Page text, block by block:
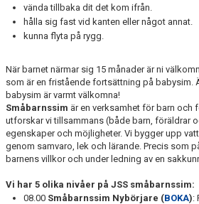
vända tillbaka dit det kom ifrån.
hålla sig fast vid kanten eller något annat.
kunna flyta på rygg.
När barnet närmar sig 15 månader är ni
som är en fristående fortsättning på babysim.
babysim är varmt välkomna!
Småbarnssim är en verksamhet för barn och
utforskar vi tillsammans (både barn, föräldrar
egenskaper och möjligheter. Vi bygger upp
genom samvaro, lek och lärande. Precis som
barnens villkor och under ledning av en
Vi har 5 olika nivåer på JSS småbarnssim:
08.00 Småbarnssim Nybörjare (BOKA):